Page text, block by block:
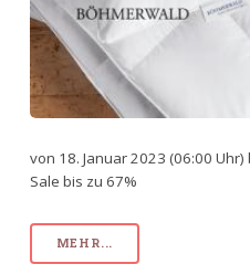
von 18. Januar 2023 (06:00
Sale bis zu 67%
MEHR...